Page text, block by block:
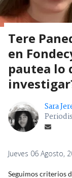
Tere
en
pautea lo
Sara
Jueves 06 Agosto,
Seguimos criterios